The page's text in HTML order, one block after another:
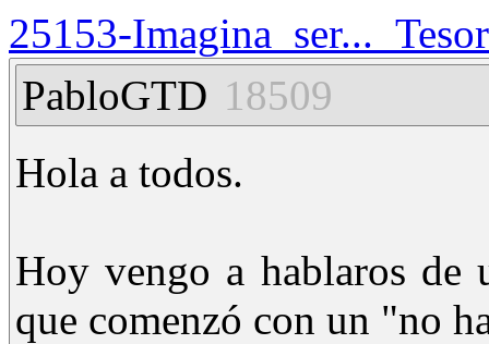
25153-
PabloGTD 18509
Hola a todos.
Hoy vengo a hablaros de
que comenzó con un "no